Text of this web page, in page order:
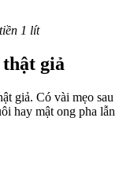
1 lít
giả
giả. Có vài mẹo sau
hay mật ong pha lẫn